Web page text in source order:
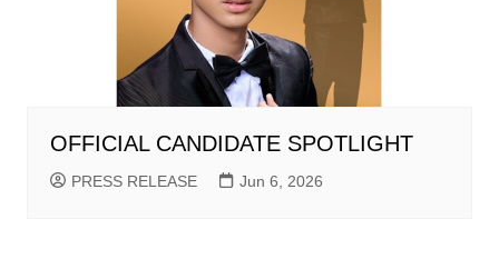
OFFICIAL CANDIDATE SPOTLIGHT
PRESS RELEASE Jun 6, 2026